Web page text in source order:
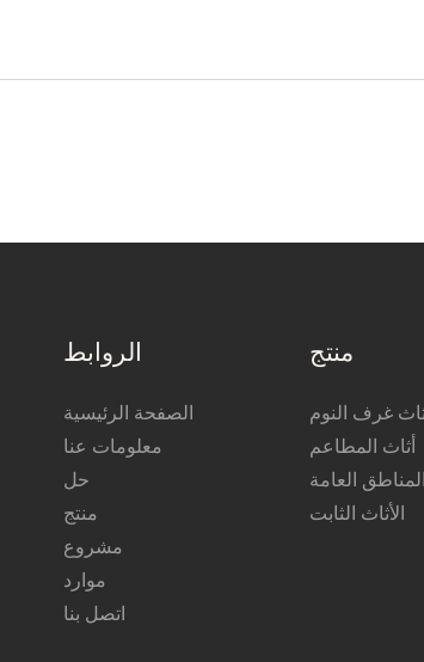
الروابط
الصفحة الرئيسية
معلومات عنا
حل
منتج
مشروع
موارد
اتصل بنا
منتج
غرف النوم
أثاث المطاعم
العامة
الأثاث الثابت